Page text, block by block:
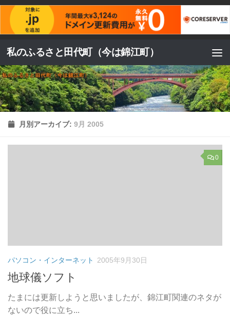
コンテンツへスキップ
私のふるさと田代町（今は錦江町）
月別アーカイブ: 9月 2005
0
パソコン・インターネット 2005年9月30日
地球儀ソフト
たまには更新しようと思いましたが、錦江町関連のネタが
ないので役に立ち...